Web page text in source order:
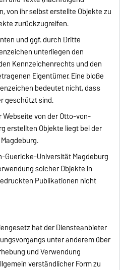
von ihr selbst erstellte Objekte zu
zurückzugreifen.
und ggf. durch Dritte
unterliegen den
Kennzeichenrechts und den
Eigentümer. Eine bloße
bedeutet nicht, dass
geschützt sind.
Webseite von der Otto-von-
erstellten Objekte liegt bei der
Guericke-Universität Magdeburg
solcher Objekte in
Publikationen nicht
hat der Diensteanbieter
unter anderem über
und Verwendung
verständlicher Form zu